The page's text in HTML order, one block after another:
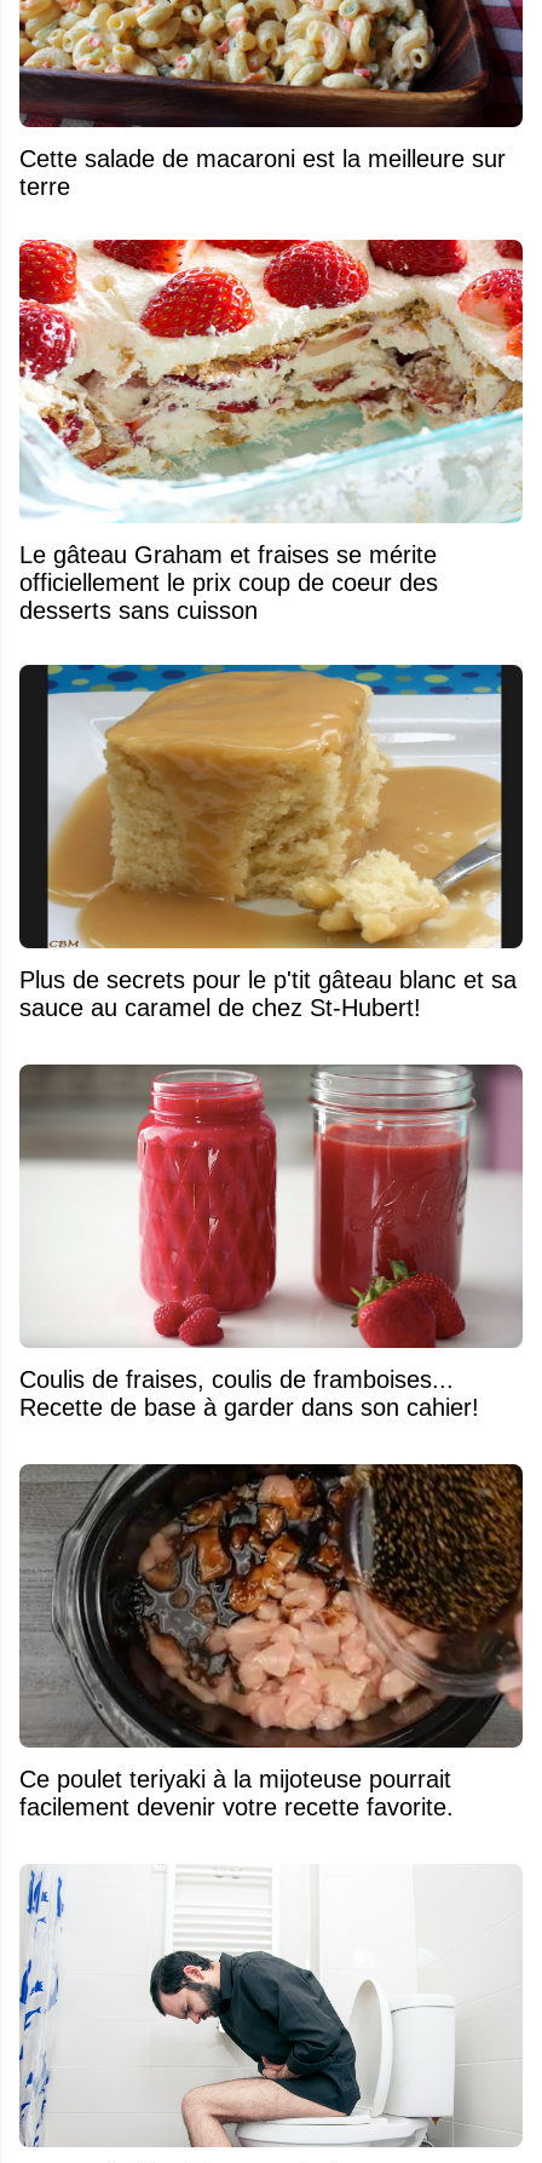
Cette salade de macaroni est la meilleure sur
terre
Le gâteau Graham et fraises se mérite
officiellement le prix coup de coeur des
desserts sans cuisson
Plus de secrets pour le p'tit gâteau blanc et sa
sauce au caramel de chez St-Hubert!
Coulis de fraises, coulis de framboises...
Recette de base à garder dans son cahier!
Ce poulet teriyaki à la mijoteuse pourrait
facilement devenir votre recette favorite.